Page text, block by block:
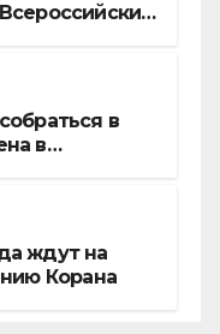
в
в
ждут на
Корана